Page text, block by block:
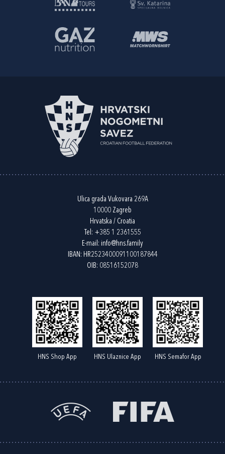
Ulica grada Vukovara 269A
10000 Zagreb
Hrvatska / Croatia
Tel: +385 1 2361555
E-mail: info@hns.family
IBAN: HR2523400091100187844
OIB: 08516152078
HNS Shop App HNS Ulaznice App HNS Semafor App